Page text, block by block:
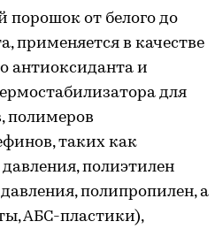
порошок от белого до
применяется в качестве
антиоксиданта и
для
полимеров
таких как
полиэтилен
полипропилен, а
АБС-пластики),